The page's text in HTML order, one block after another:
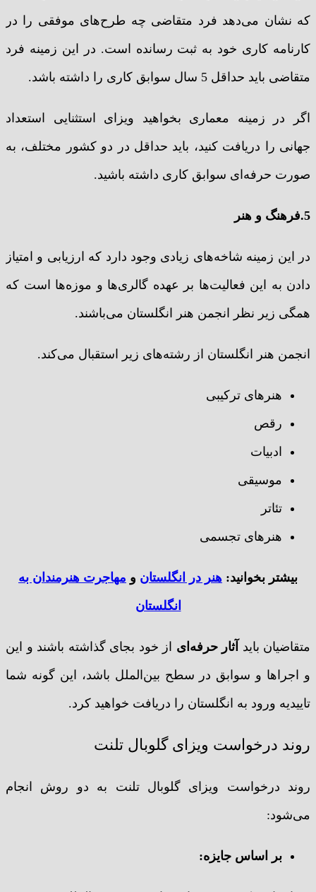
که نشان می‌دهد فرد متقاضی چه طرح‌های موفقی را در
کارنامه کاری خود به ثبت رسانده است. در این زمینه فرد
متقاضی باید حداقل 5 سال سوابق کاری را داشته باشد.
اگر در زمینه معماری بخواهید ویزای استثنایی استعداد
جهانی را دریافت کنید، باید حداقل در دو کشور مختلف، به
صورت حرفه‌ای سوابق کاری داشته باشید.
5.فرهنگ و هنر
در این زمینه شاخه‌های زیادی وجود دارد که ارزیابی و امتیاز
دادن به این فعالیت‌ها بر عهده گالری‌ها و موزه‌ها است که
همگی زیر نظر انجمن هنر انگلستان می‌باشند.
انجمن هنر انگلستان از رشته‌های زیر استقبال می‌کند.
هنرهای ترکیبی
رقص
ادبیات
موسیقی
تئاتر
هنرهای تجسمی
بیشتر بخوانید: هنر در انگلستان و مهاجرت هنرمندان به
انگلستان
متقاضیان باید آثار حرفه‌ای از خود بجای گذاشته باشند و این
و اجراها و سوابق در سطح بین‌الملل باشد، این گونه شما
تاییدیه ورود به انگلستان را دریافت خواهید کرد.
روند درخواست ویزای گلوبال تلنت
روند درخواست ویزای گلوبال تلنت به دو روش انجام
می‌شود:
بر اساس جایزه: